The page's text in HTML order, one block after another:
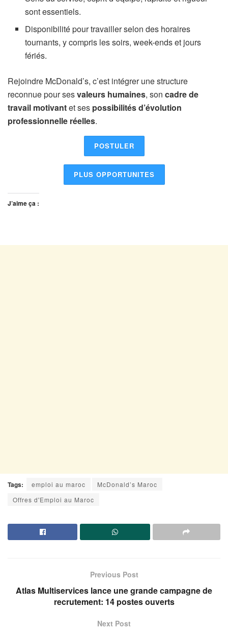
sont essentiels.
Disponibilité pour travailler selon des horaires
tournants, y compris les soirs, week-ends et jours
fériés.
Rejoindre McDonald’s, c’est intégrer une structure
reconnue pour sesvaleurs humaines, son cadre de
travail motivantet ses possibilités d’évolution
professionnelle réelles.
POSTULER
PLUS OPPORTUNITES
J’aime ça :
Tags: emploi au maroc
McDonald’s Maroc
Offres d'Emploi au Maroc
Previous Post
Atlas Multiservices lance une grande campagne de
recrutement: 14 postes ouverts
Next Post